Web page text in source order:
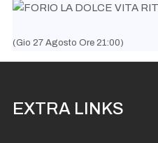
(Gio 27 Agosto Ore 21:00)
EXTRA LINKS